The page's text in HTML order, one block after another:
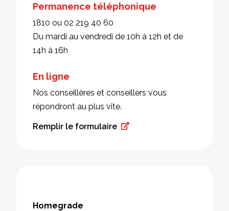
Permanence téléphonique
1810 ou 02 219 40 60
Du mardi au vendredi de 10h à 12h et de
14h à 16h
En ligne
Nos conseillères et conseillers vous
répondront au plus vite.
Remplir le formulaire
Homegrade